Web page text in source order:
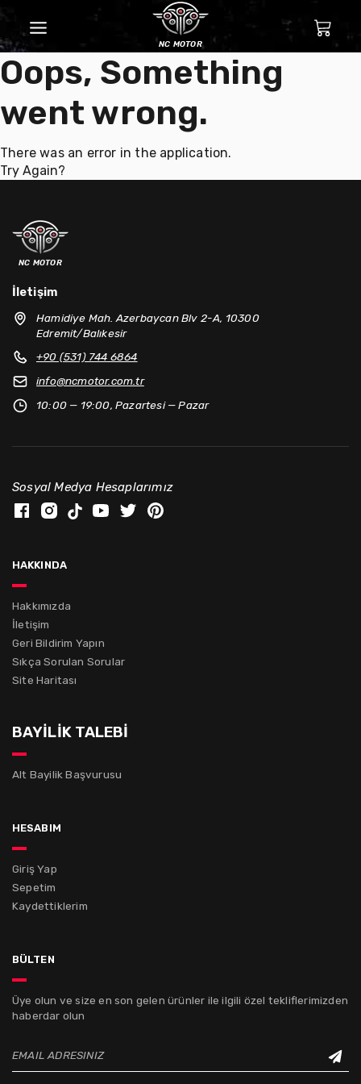
nc motor
Oops, Something
went wrong.
There was an error in the application.
Try Again?
nc motor
İletişim
Hamidiye Mah. Azerbaycan Blv 2-A, 10300
Edremit/Balıkesir
+90 (531) 744 6864
info@ncmotor.com.tr
10:00 — 19:00, Pazartesi — Pazar
Sosyal Medya Hesaplarımız
hakkında
Hakkımızda
İletişim
Geri Bildirim Yapın
Sıkça Sorulan Sorular
Site Haritası
BAYİLİK TALEBİ
Alt Bayilik Başvurusu
hesabım
Giriş Yap
Sepetim
Kaydettiklerim
bülten
Üye olun ve size en son gelen ürünler ile ilgili özel tekliflerimizden
haberdar olun
EMAIL ADRESINIZ